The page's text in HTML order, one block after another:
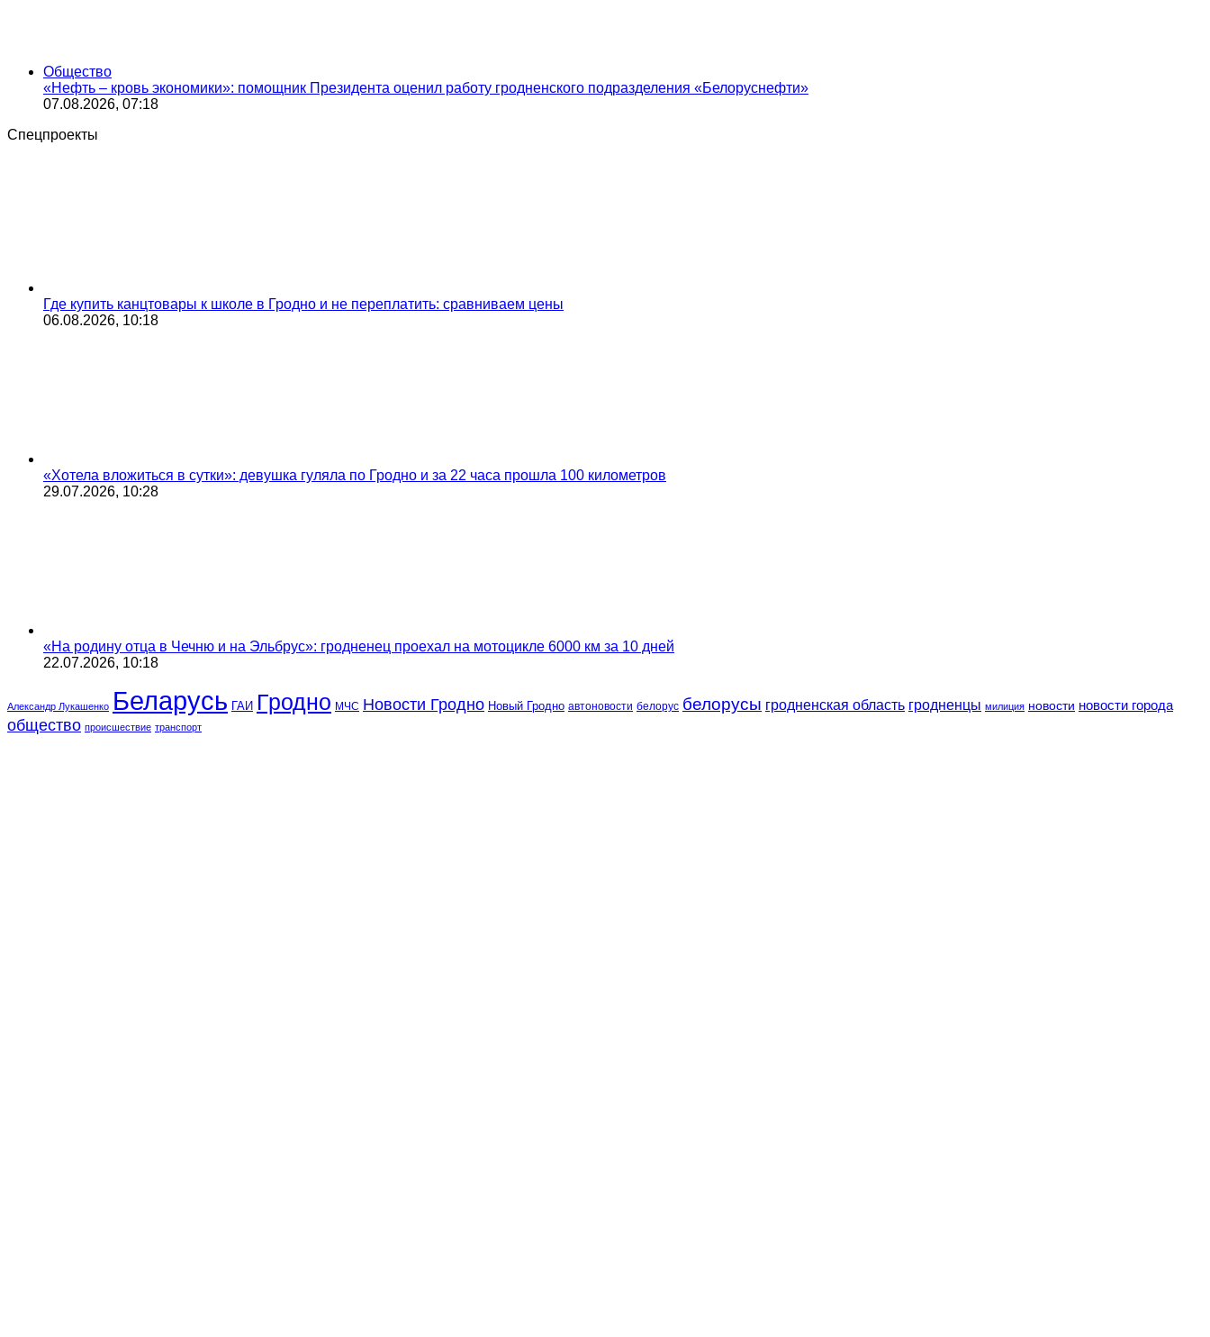
Общество
«Нефть – кровь экономики»: помощник Президента оценил работу гродненского подразделения «Белоруснефти»
07.08.2026, 07:18
Спецпроекты
Где купить канцтовары к школе в Гродно и не переплатить: сравниваем цены
06.08.2026, 10:18
«Хотела вложиться в сутки»: девушка гуляла по Гродно и за 22 часа прошла 100 километров
29.07.2026, 10:28
«На родину отца в Чечню и на Эльбрус»: гродненец проехал на мотоцикле 6000 км за 10 дней
22.07.2026, 10:18
Александр Лукашенко Беларусь ГАИ Гродно МЧС Новости Гродно Новый Гродно автоновости белорус белорусы гродненская область гродненцы милиция новости новости города
общество происшествие транспорт